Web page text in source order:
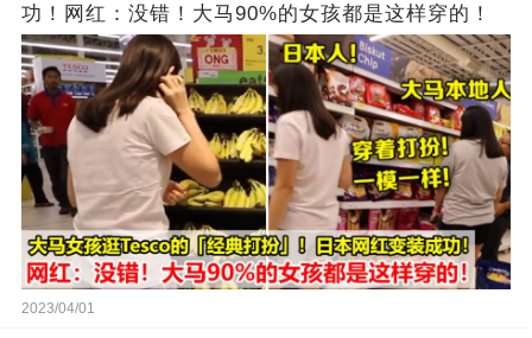
功！网红：没错！大马90%的女孩都是这样穿的！
2023/04/01